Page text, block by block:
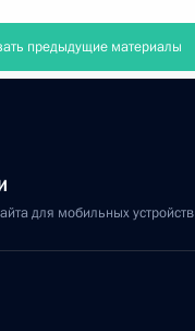
предыдущие материалы
для мобильных устройств